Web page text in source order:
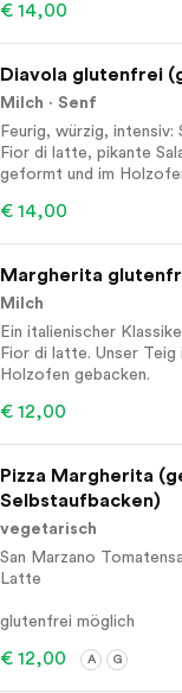
€ 14,00
Diavola glutenfrei
Milch
Senf
Feurig, würzig, intensiv:
Fior di latte, pikante
geformt und im
€ 14,00
Margherita
Milch
Ein italienischer
Fior di latte. Unser
Holzofen gebacken.
€ 12,00
Pizza Margherita
Selbstaufbacken)
vegetarisch
San Marzano
Latte
glutenfrei möglich
€ 12,00 A G